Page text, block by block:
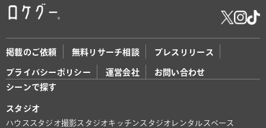
掲載のご依頼 無料リサーチ相談 プレスリリース
プライバシーポリシー 運営会社
お問い合わせ
シーンで探す
スタジオ
ハウススタジオ撮影スタジオキッチンスタジオ レンタルスペース